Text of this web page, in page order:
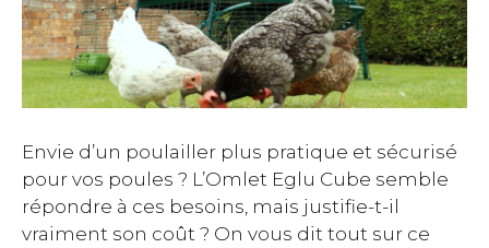
Envie d’un poulailler plus pratique et sécurisé
pour vos poules ? L’Omlet Eglu Cube semble
répondre à ces besoins, mais justifie-t-il
vraiment son coût ? On vous dit tout sur ce